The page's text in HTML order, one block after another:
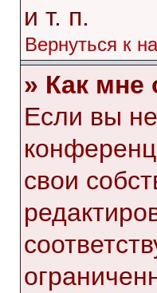
и т. п.
Вернуться к
» Как мне
Если вы
свои